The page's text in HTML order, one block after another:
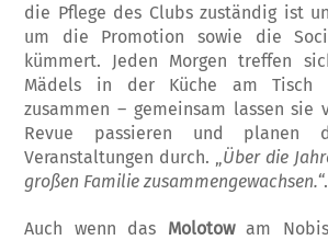
die Pflege des Clubs zuständig ist
um die Promotion sowie die
kümmert. Jeden Morgen treffen
Mädels in der Küche am Tisch
zusammen – gemein­sam lassen sie
Revue pas­sieren und planen
Veranstal­tungen durch. „ Über die
großen Familie zusammengewachsen.“.
Auch wenn das Molotowam